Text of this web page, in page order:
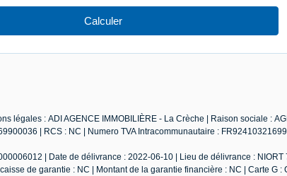
légales : ADI AGENCE IMMOBILIÈRE - La Crèche | Raison sociale :
| RCS : NC | Numero TVA Intracommunautaire :
| Date de délivrance : 2022-06-10 | Lieu de délivrance :
de garantie : NC | Montant de la garantie financière : NC | Carte